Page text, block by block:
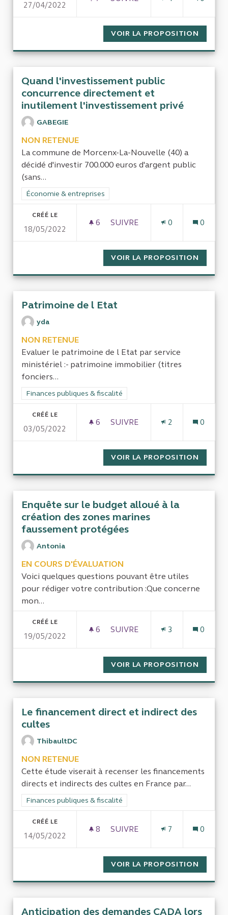
27/04/2022
VOIR LA PROPOSITION
Quand l'investissement public
concurrence directement et
inutilement l'investissement privé
GABEGIE
NON RETENUE
La commune de Morcenx-La-Nouvelle (40) a
décidé d'investir 700.000 euros d'argent public
(sans...
Filtrer les résultats de la catégorie : Économie & entreprises
Économie & entreprises
CRÉÉ LE
18/05/2022
6 6 ABONNÉS
SUIVRE
0 0
VOIR LA PROPOSITION
Patrimoine de l Etat
yda
NON RETENUE
Evaluer le patrimoine de l Etat par service
ministériel :- patrimoine immobilier (titres
fonciers...
Filtrer les résultats de la catégorie : Finances publiques &
Finances publiques & fiscalité
CRÉÉ LE
03/05/2022
6 6 ABONNÉS
SUIVRE
2 0
VOIR LA PROPOSITION
Enquête sur le budget alloué à la
création des zones marines
faussement protégées
Antonia
EN COURS D'ÉVALUATION
Voici quelques questions pouvant être utiles
pour rédiger votre contribution :Que concerne
mon...
CRÉÉ LE
19/05/2022
6 6 ABONNÉS
SUIVRE
3 0
VOIR LA PROPOSITION
Le financement direct et indirect des
cultes
ThibaultDC
NON RETENUE
Cette étude viserait à recenser les financements
directs et indirects des cultes en France par...
Filtrer les résultats de la catégorie : Finances publiques &
Finances publiques & fiscalité
CRÉÉ LE
14/05/2022
8 8 ABONNÉS
SUIVRE
7 0
VOIR LA PROPOSITION
Anticipation des demandes CADA lors